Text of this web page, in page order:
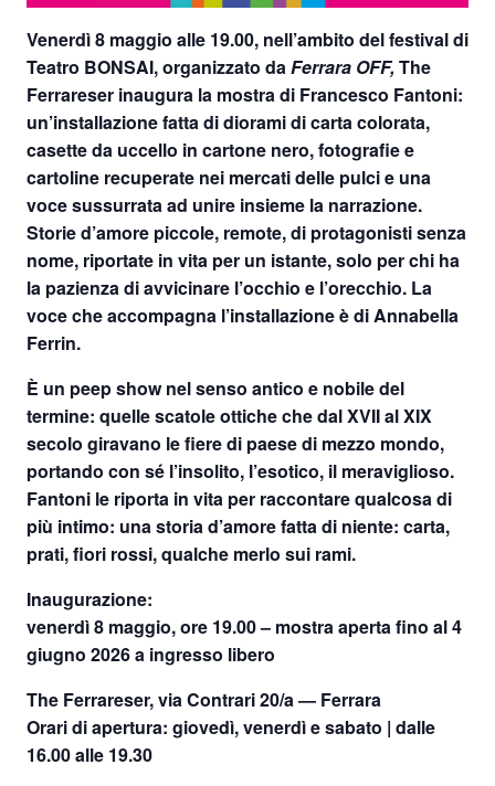
Venerdì 8 maggio alle 19.00, nell’ambito delfestival di
Teatro BONSAI, organizzato daFerrara OFF,The
Ferrareser inaugura la mostra di Francesco Fantoni:
un’installazione fatta di diorami di carta colorata,
casette da uccello in cartone nero, fotografie e
cartoline recuperate nei mercati delle pulci e una
voce sussurrata ad unire insieme la narrazione.
Storie d’amore piccole, remote, di protagonisti senza
nome, riportate in vita per un istante, solo per chi ha
la pazienza di avvicinare l’occhio e l’orecchio. La
voce che accompagna l’installazione è di Annabella
Ferrin.
È un peep show nel senso antico e nobile del
termine: quelle scatole ottiche che dal XVII al XIX
secolo giravano le fiere di paese di mezzo mondo,
portando con sé l’insolito, l’esotico, il meraviglioso.
Fantoni le riporta in vita per raccontare qualcosa di
più intimo: una storia d’amore fatta di niente: carta,
prati, fiori rossi, qualche merlo sui rami.
Inaugurazione:
venerdì 8 maggio, ore 19.00– mostra aperta fino al 4
giugno 2026 a ingresso libero
The Ferrareser, via Contrari 20/a — Ferrara
Orari di apertura: giovedì, venerdì e sabato | dalle
16.00 alle 19.30